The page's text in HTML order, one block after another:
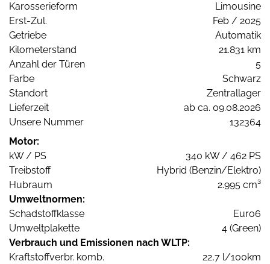
Karosserieform
Limousine
Erst-Zul.
Feb / 2025
Getriebe
Automatik
Kilometerstand
21.831 km
Anzahl der Türen
5
Farbe
Schwarz
Standort
Zentrallager
Lieferzeit
ab ca. 09.08.2026
Unsere Nummer
132364
Motor:
kW / PS
340 kW / 462 PS
Treibstoff
Hybrid (Benzin/Elektro)
Hubraum
2.995 cm³
Umweltnormen:
Schadstoffklasse
Euro6
Umweltplakette
4 (Green)
Verbrauch und Emissionen nach WLTP:
Kraftstoffverbr. komb.
22,7 l/100km